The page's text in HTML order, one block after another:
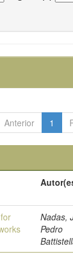
Anterior 1
Nadas,
Pedro